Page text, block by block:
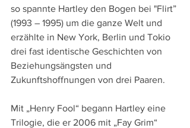
so spannte Hartley den Bogen bei "Flirt”
(1993 – 1995) um die ganze Welt und
erzählte in New York, Berlin und Tokio
drei fast identische Geschichten von
Beziehungsängsten und
Zukunftshoffnungen von drei Paaren.
Mit „Henry Fool“ begann Hartley eine
Trilogie, die er 2006 mit „Fay Grim“